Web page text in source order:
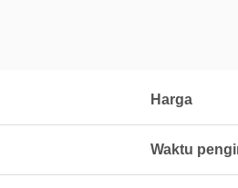
Harga
Waktu